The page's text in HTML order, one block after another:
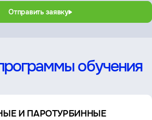
Отправить заявку
обучения
И ПАРОТУРБИННЫЕ